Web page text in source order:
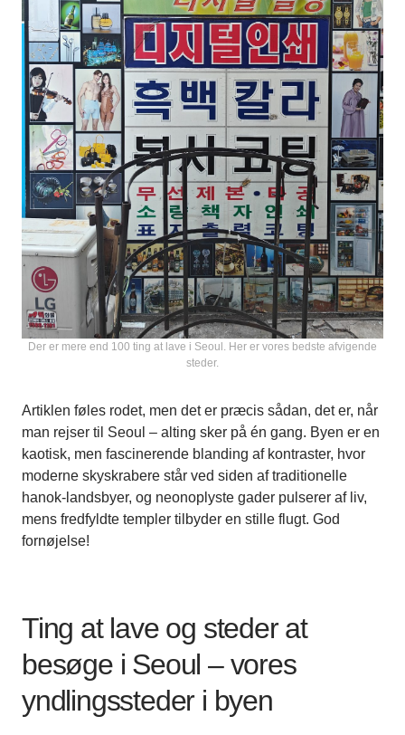
Der er mere end 100 ting at lave i Seoul. Her er vores bedste afvigende
steder.
Artiklen føles rodet, men det er præcis sådan, det er, når
man rejser til Seoul – alting sker på én gang. Byen er en
kaotisk, men fascinerende blanding af kontraster, hvor
moderne skyskrabere står ved siden af traditionelle
hanok-landsbyer, og neonoplyste gader pulserer af liv,
mens fredfyldte templer tilbyder en stille flugt. God
fornøjelse!
Ting at lave og steder at
besøge i Seoul – vores
yndlingssteder i byen